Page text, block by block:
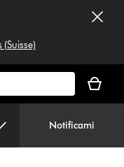
(Suisse)
carrello
è
Notificami